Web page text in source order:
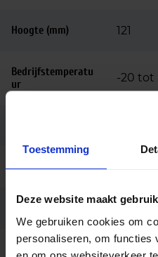
Toestemming
Deze website maakt
We gebruiken cookies om
personaliseren, om functies
en om ons websiteverkeer
Hoogte (mm) 121
Bedrijfstemperatu
ur
-20 tot
Montage
3 jaar
LU11328